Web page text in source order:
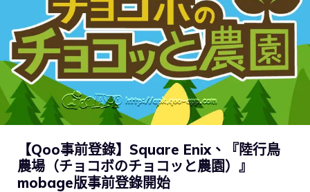
【Qoo事前登錄】Square Enix、『陸行鳥
農場（チョコボのチョコッと農園）』
mobage版事前登錄開始